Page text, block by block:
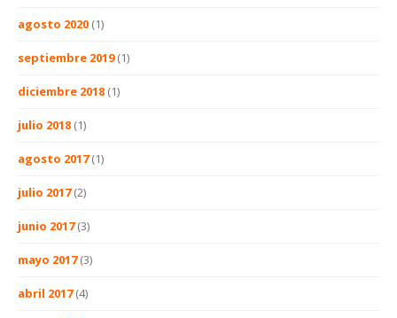
agosto 2020 (1)
septiembre 2019(1)
diciembre 2018 (1)
julio 2018 (1)
agosto 2017(1)
julio 2017(2)
junio 2017(3)
mayo 2017(3)
abril 2017(4)